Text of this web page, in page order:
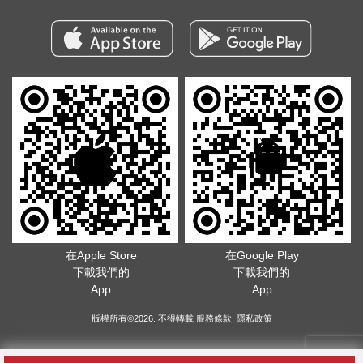
在Apple Store
下載我們的
App
在Google Play
下載我們的
App
版權所有©2026. 不得轉載 服務條款 隱私政策